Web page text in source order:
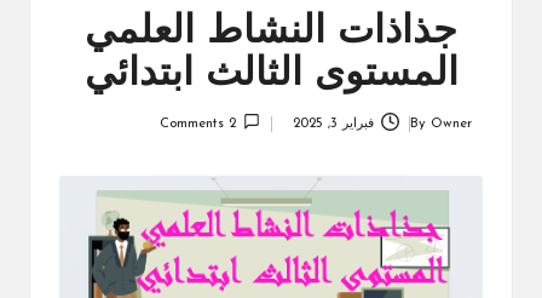
جذاذات النشاط العلمي
المستوى الثالث ابتدائي
By Owner فبراير 3, 2025 2 Comments